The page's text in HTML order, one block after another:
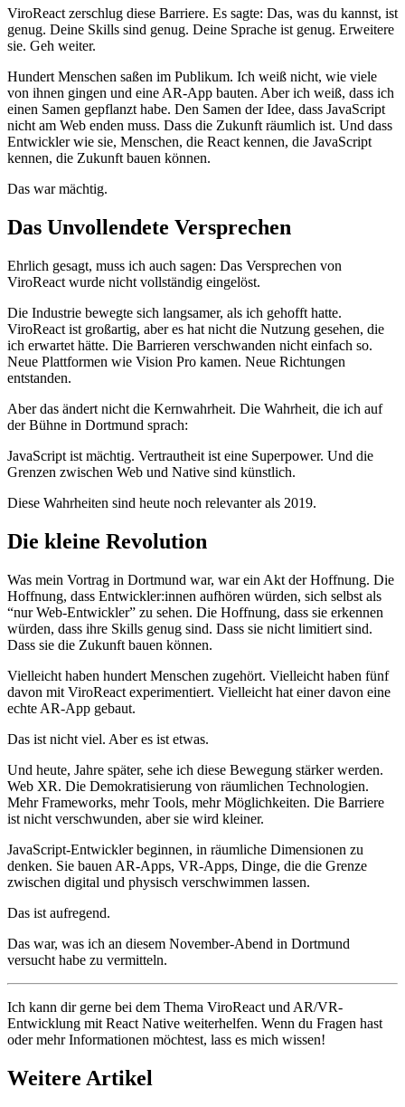
ViroReact zerschlug diese Barriere. Es sagte: Das, was du kannst, ist
genug. Deine Skills sind genug. Deine Sprache ist genug. Erweitere
sie. Geh weiter.
Hundert Menschen saßen im Publikum. Ich weiß nicht, wie viele
von ihnen gingen und eine AR-App bauten. Aber ich weiß, dass ich
einen Samen gepflanzt habe. Den Samen der Idee, dass JavaScript
nicht am Web enden muss. Dass die Zukunft räumlich ist. Und dass
Entwickler wie sie, Menschen, die React kennen, die JavaScript
kennen, die Zukunft bauen können.
Das war mächtig.
Das Unvollendete Versprechen
Ehrlich gesagt, muss ich auch sagen: Das Versprechen von
ViroReact wurde nicht vollständig eingelöst.
Die Industrie bewegte sich langsamer, als ich gehofft hatte.
ViroReact ist großartig, aber es hat nicht die Nutzung gesehen, die
ich erwartet hätte. Die Barrieren verschwanden nicht einfach so.
Neue Plattformen wie Vision Pro kamen. Neue Richtungen
entstanden.
Aber das ändert nicht die Kernwahrheit. Die Wahrheit, die ich auf
der Bühne in Dortmund sprach:
JavaScript ist mächtig. Vertrautheit ist eine Superpower. Und die
Grenzen zwischen Web und Native sind künstlich.
Diese Wahrheiten sind heute noch relevanter als 2019.
Die kleine Revolution
Was mein Vortrag in Dortmund war, war ein Akt der Hoffnung. Die
Hoffnung, dass Entwickler:innen aufhören würden, sich selbst als
“nur Web-Entwickler” zu sehen. Die Hoffnung, dass sie erkennen
würden, dass ihre Skills genug sind. Dass sie nicht limitiert sind.
Dass sie die Zukunft bauen können.
Vielleicht haben hundert Menschen zugehört. Vielleicht haben fünf
davon mit ViroReact experimentiert. Vielleicht hat einer davon eine
echte AR-App gebaut.
Das ist nicht viel. Aber es ist etwas.
Und heute, Jahre später, sehe ich diese Bewegung stärker werden.
Web XR. Die Demokratisierung von räumlichen Technologien.
Mehr Frameworks, mehr Tools, mehr Möglichkeiten. Die Barriere
ist nicht verschwunden, aber sie wird kleiner.
JavaScript-Entwickler beginnen, in räumliche Dimensionen zu
denken. Sie bauen AR-Apps, VR-Apps, Dinge, die die Grenze
zwischen digital und physisch verschwimmen lassen.
Das ist aufregend.
Das war, was ich an diesem November-Abend in Dortmund
versucht habe zu vermitteln.
Ich kann dir gerne bei dem Thema ViroReact und AR/VR-
Entwicklung mit React Native weiterhelfen. Wenn du Fragen hast
oder mehr Informationen möchtest, lass es mich wissen!
Weitere Artikel